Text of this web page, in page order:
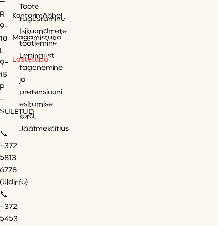
–
R
9-
18
L
9-
15
P
–
SULETUD
📞
+372
5813
6778
(üldinfo)
📞
+372
5453
Toote
tagastamine
Isikuandmete
töötlemine
Lepingust
taganemine
ja
pretensiooni
esitamise
kord.
Jäätmekäitlus
Kontorimööbel
Magamistuba
Lastetuba